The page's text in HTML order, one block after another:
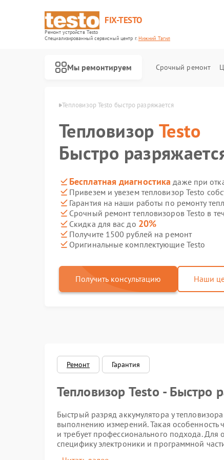
FIX-TESTO
Ремонт устройств Testo
Специализированный cервисный центр г.Нижний Тагил
Мы ремонтируем Срочный ремонт
Тепловизор Testo быстро разряжается
Тепловизор Testo
Быстро
Бесплатная диагностика даже при
Привезем и увезем тепловизор Testo
Гарантия на наши работы по ремонту
Срочный ремонт тепловизоров Testo в
Скидка для вас до 20%
Получите 1500 рублей на ремонт
Оригинальные комплектующие Testo
Получить консультацию Наши
Ремонт Гарантия
Тепловизор Testo - Быстро
Быстрый разряд аккумулятора у
выполнению измерений. Такая особенность
и требует профессионального подхода. Для
специфику электроники и программной